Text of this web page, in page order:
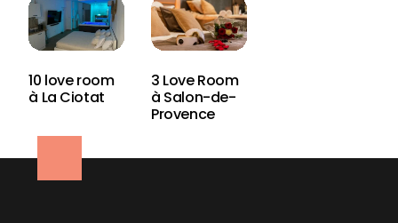
10 love room
à La Ciotat
3 Love Room
à Salon-de-
Provence